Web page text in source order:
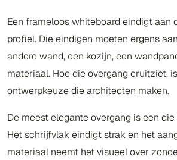
Een frameloos whiteboard eindigt aan
profiel. Die eindigen moeten ergens
andere wand, een kozijn, een
materiaal. Hoe die overgang eruitziet,
ontwerpkeuze die architecten maken.
De meest elegante overgang is een
Het schrijfvlak eindigt strak en het
materiaal neemt het visueel over